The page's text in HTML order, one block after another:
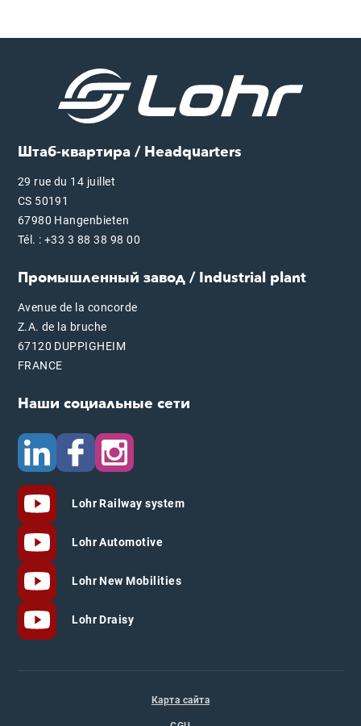
Штаб-квартира / Headquarters
29 rue du 14 juillet
CS 50191
67980 Hangenbieten
Tél. : +33 3 88 38 98 00
Промышленный завод / Industrial plant
Avenue de la concorde
Z.A. de la bruche
67120 DUPPIGHEIM
FRANCE
Наши социальные сети
Lohr Railway system
Lohr Automotive
Lohr New Mobilities
Lohr Draisy
Карта сайта